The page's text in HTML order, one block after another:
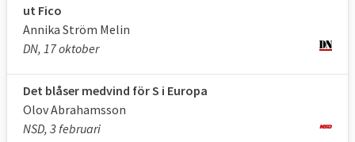
ut Fico
Annika Ström Melin
DN, 17 oktober
Det blåser medvind för S i Europa
Olov Abrahamsson
NSD, 3 februari